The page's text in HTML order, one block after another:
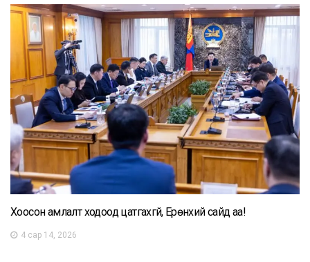
Хоосон амлалт ходоод цатгахгүй, Ерөнхий сайд аа!
4 сар 14, 2026